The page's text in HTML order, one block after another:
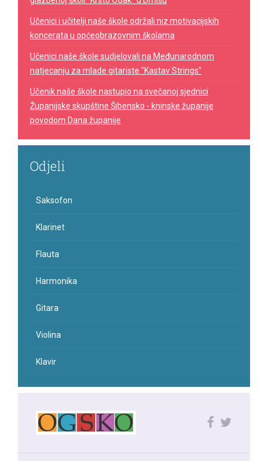
Učenici i učitelji naše škole održali niz motivacijskih
koncerata u općeobrazovnim školama
Učenici naše škole sudjelovali na Međunarodnom
natjecanju za mlade gitariste "Kastav Strings"
Učenik naše škole nastupio na svečanoj sjednici
Županijske skupštine Šibensko - kninske županije
povodom Dana županije
Odjeli
Saksofon
Klarinet
Flauta
Harmonika
Gitara
Violina
Klavir